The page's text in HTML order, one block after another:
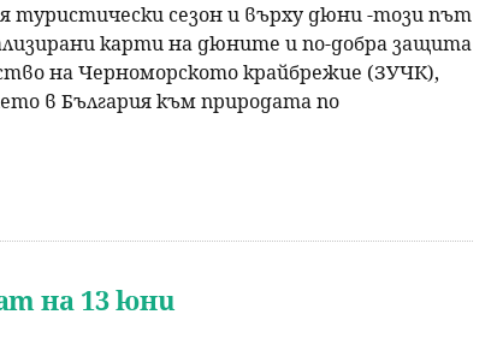
туристически сезон и върху дюни -този път
карти на дюните и по-добра защита
на Черноморското крайбрежие (ЗУЧК),
в България към природата по
на 13 юни